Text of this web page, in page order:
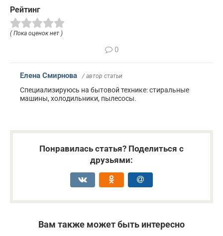
Рейтинг
( Пока оценок нет )
0
Елена Смирнова / автор статьи
Специализируюсь на бытовой технике: стиральные
машины, холодильники, пылесосы.
Понравилась статья? Поделиться с
друзьями:
Вам также может быть интересно